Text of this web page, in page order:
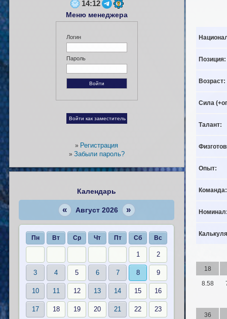
Позиция:
Возраст:
Сила
Талант:
Опыт:
Команда:
18
8.58
36
14:12
Меню менеджера
Логин
Пароль
» Регистрация
» Забыли пароль?
Календарь
« Август 2026 »
Пн Вт Ср Чт Пт Сб Вс
1 2
3 4 5 6 7 8 9
10 11 12 13 14 15 16
17 18 19 20 21 22 23